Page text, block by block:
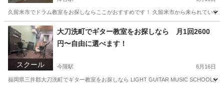
久留米市でドラム教室をお探しならここがおすすめです！ 久留米市から来られてい
福岡 久留米市 津古駅 音楽 レッスン
スクール
大刀洗町でギター教室をお探しなら 月1回2600
円〜自由に選べます！
今隈駅 6月16日
福岡県三井郡大刀洗町でギター教室をお探しなら LIGHT GUITAR MUSIC SCHOOL